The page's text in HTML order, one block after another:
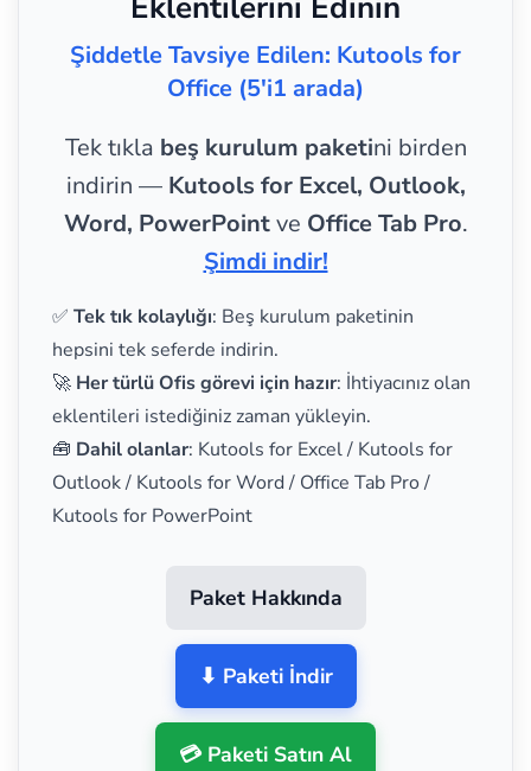
Şiddetle Tavsiye Edilen: Kutools for
Office (5'i1 arada)
Tek tıkla beş kurulum paketini birden
indirin — Kutools for Excel, Outlook,
Word, PowerPointve Office Tab Pro.
Şimdi indir!
✅ Tek tık kolaylığı: Beş kurulum paketinin
hepsini tek seferde indirin.
🚀 Her türlü Ofis görevi için hazır: İhtiyacınız olan
eklentileri istediğiniz zaman yükleyin.
🧰 Dahil olanlar: Kutools for Excel / Kutools for
Outlook / Kutools for Word / Office Tab Pro /
Kutools for PowerPoint
Paket Hakkında
⬇ Paketi İndir
💳 Paketi Satın Al